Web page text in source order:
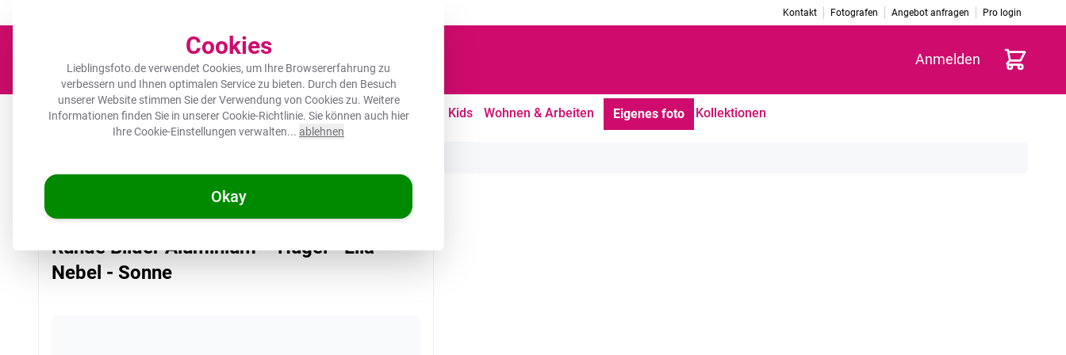
Cookies
Lieblingsfoto.de verwendet Cookies, um Ihre Browsererfahrung zu
verbessern und Ihnen optimalen Service zu bieten. Durch den Besuch
unserer Website stimmen Sie der Verwendung von Cookies zu. Weitere
Informationen finden Sie in unsererCookie-Richtlinie. Sie können auch hier
Ihre Cookie-Einstellungen verwalten... ablehnen
Okay
Kontakt Fotografen Angebot anfragen Pro login
Anmelden Warenkorb
Leinwand Herdabdeckplatte Wanddeko Küche Outdoor Freizeit Kids Wohnen & Arbeiten Eigenes foto Kollektionen
Runde Bilder Aluminium – Hügel - Lila - Nebel - Sonne
Runde Bilder Aluminium – Hügel - Lila -
Nebel - Sonne